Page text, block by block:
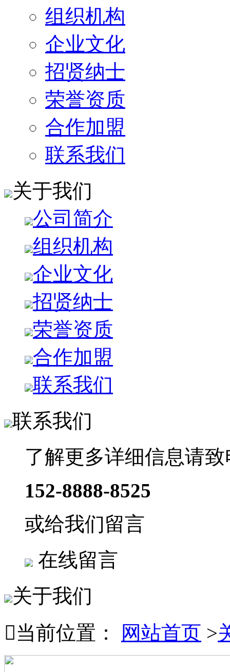
组织机构
企业文化
招贤纳士
荣誉资质
合作加盟
联系我们
关于我们
公司简介
组织机构
企业文化
招贤纳士
荣誉资质
合作加盟
联系我们
联系我们
了解更多详细信息请致
152-8888-8525
或给我们留言
在线留言
关于我们
当前位置： 网站首页 >